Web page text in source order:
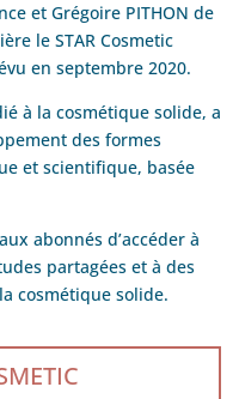
et Grégoire PITHON de
le STAR Cosmetic
en septembre 2020.
à la cosmétique solide, a
des formes
et scientifique, basée
abonnés d’accéder à
partagées et à des
cosmétique solide.